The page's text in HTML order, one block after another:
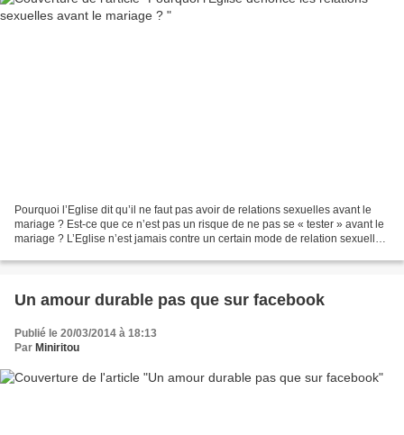
Pourquoi l’Eglise dit qu’il ne faut pas avoir de relations sexuelles avant le
mariage ? Est-ce que ce n’est pas un risque de ne pas se « tester » avant le
mariage ? L’Eglise n’est jamais contre un certain mode de relation sexuelle,
Un amour durable pas que sur facebook
Publié le 20/03/2014 à 18:13
Par Miniritou